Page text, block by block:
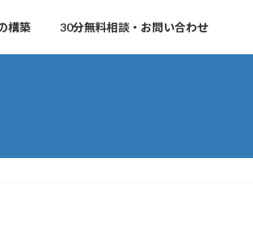
構築 30分無料相談・お問い合わせ